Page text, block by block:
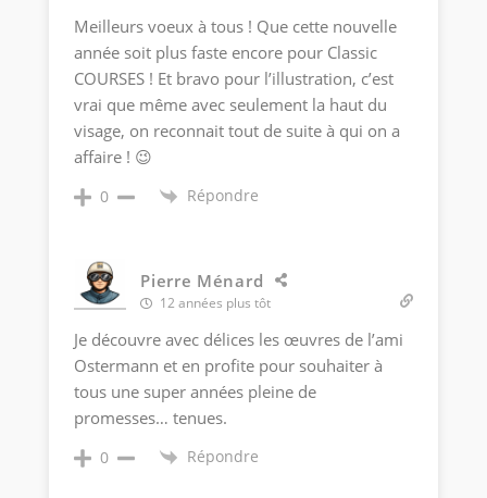
Meilleurs voeux à tous ! Que cette nouvelle
année soit plus faste encore pour Classic
COURSES ! Et bravo pour l’illustration, c’est
vrai que même avec seulement la haut du
visage, on reconnait tout de suite à qui on a
affaire ! 😉
0 Répondre
Pierre Ménard
12 années plus tôt
Je découvre avec délices les œuvres de l’ami
Ostermann et en profite pour souhaiter à
tous une super années pleine de
promesses… tenues.
0 Répondre